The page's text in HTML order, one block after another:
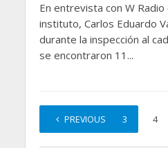
En entrevista con W
instituto, Carlos Eduardo
durante la inspección al
se encontraron 11...
PREVIOUS
1 2 3 4